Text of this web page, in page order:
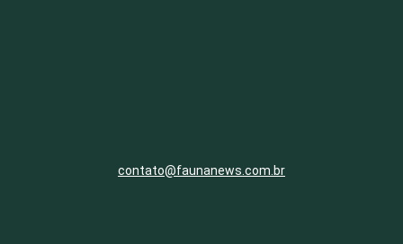
contato@faunanews.com.br